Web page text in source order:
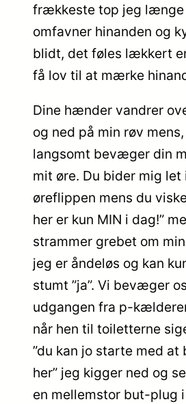
frækkeste top jeg længe
omfavner hinanden og
blidt, det føles lækkert
få lov til at mærke
Dine hænder vandrer
og ned på min røv
langsomt bevæger din
mit øre. Du bider mig let
øreflippen mens du
her er kun MIN i dag!”
strammer grebet om
jeg er åndeløs og kan
stumt ”ja”. Vi bevæger
udgangen fra p-
når hen til toiletterne
”du kan jo starte med at
her” jeg kigger ned og
en mellemstor but-plug